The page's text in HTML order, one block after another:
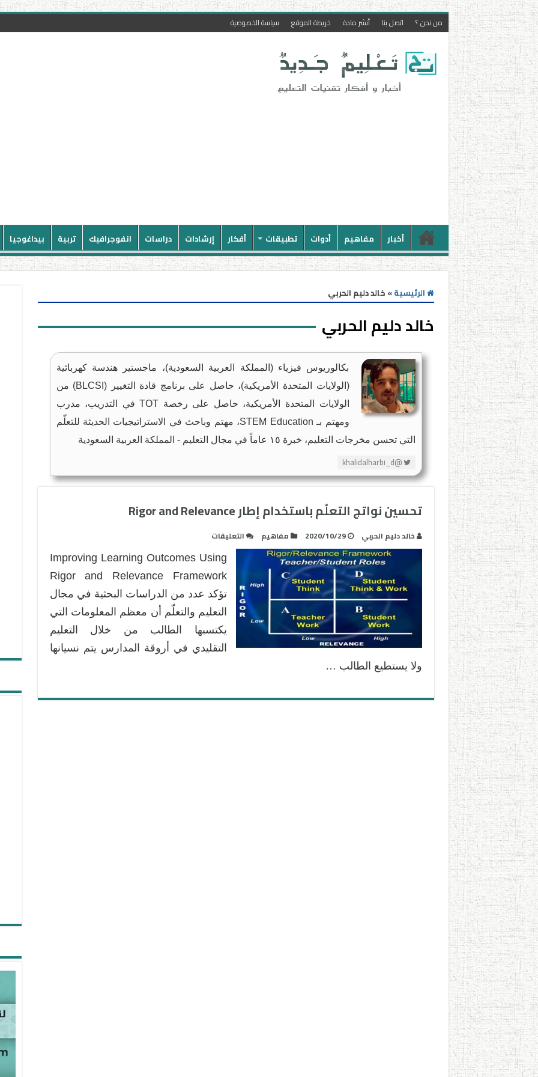
من نحن ؟ اتصل بنا أنشر مادة خريطة الموقع سياسة الخصوصية
أخبار مفاهيم أدوات تطبيقات أفكار إرشادات دراسات انفوجرافيك تربية بيداغوجيا
الرئيسية» خالد دليم الحربي
خالد دليم الحربي
بكالوريوس فيزياء (المملكة العربية السعودية)، ماجستير هندسة كهربائية
(الولايات المتحدة الأمريكية)، حاصل على برنامج قادة التغيير (BLCSI) من
الولايات المتحدة الأمريكية، حاصل على رخصة TOT في التدريب، مدرب
ومهتم بـ STEM Education، مهتم وباحث في الاستراتيجيات الحديثة للتعلّم
التي تحسن مخرجات التعليم، خبرة ١٥ عاماً في مجال التعليم - المملكة العربية السعودية
@khalidalharbi_d
تحسين نواتج التعلّم باستخدام إطار Rigor and Relevance
خالد دليم الحربي 2020/10/29 مفاهيم التعليقات
نواتج
التعلّم
باستخدام
إطار
Rigor
and
Relevance
Improving Learning Outcomes Using
Rigor and Relevance Framework
تؤكد عدد من الدراسات البحثية في مجال
التعليم والتعلّم أن معظم المعلومات التي
يكتسبها الطالب من خلال التعليم
التقليدي في أروقة المدارس يتم نسيانها
ولا يستطيع الطالب …